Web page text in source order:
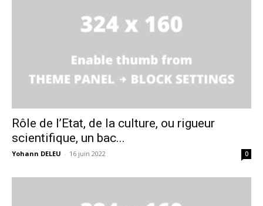
Rôle de l’Etat, de la culture, ou rigueur
scientifique, un bac...
Yohann DELEU - 16 juin 2022 0